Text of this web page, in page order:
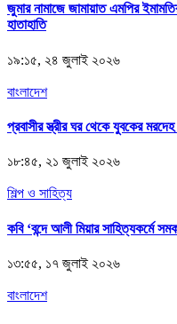
জুমার নামাজে জামায়াত এমপির
হাতাহাতি
১৯:১৫, ২৪ জুলাই ২০২৬
বাংলাদেশ
প্রবাসীর স্ত্রীর ঘর থেকে যুবকের
১৮:৪৫, ২১ জুলাই ২০২৬
শিল্প ও সাহিত্য
কবি ‘বন্দে আলী মিয়ার সাহিত্যকর্মে
১৩:৫৫, ১৭ জুলাই ২০২৬
বাংলাদেশ